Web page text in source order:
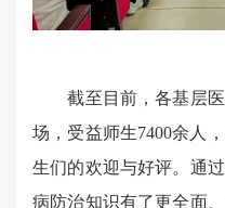
截至目前，各基层医
场，受益师生7400余人
生们的欢迎与好评。通
病防治知识有了更全面